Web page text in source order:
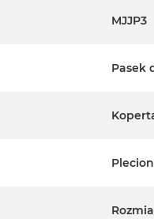
MJJP3
Pasek